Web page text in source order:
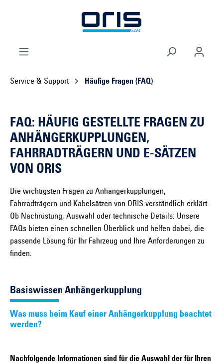
Zur Hauptnavigation springen
Service & Support Häufige Fragen (FAQ)
FAQ: HÄUFIG GESTELLTE FRAGEN ZU
ANHÄNGERKUPPLUNGEN,
FAHRRADTRÄGERN UND E-SÄTZEN
VON ORIS
Die wichtigsten Fragen zu Anhängerkupplungen,
Fahrradträgern und Kabelsätzen von ORIS verständlich erklärt.
Ob Nachrüstung, Auswahl oder technische Details: Unsere
FAQs bieten einen schnellen Überblick und helfen dabei, die
passende Lösung für Ihr Fahrzeug und Ihre Anforderungen zu
finden.
Basiswissen Anhängerkupplung
Was muss beim Kauf einer Anhängerkupplung beachtet
werden?
Nachfolgende Informationen sind für die Auswahl der für Ihren